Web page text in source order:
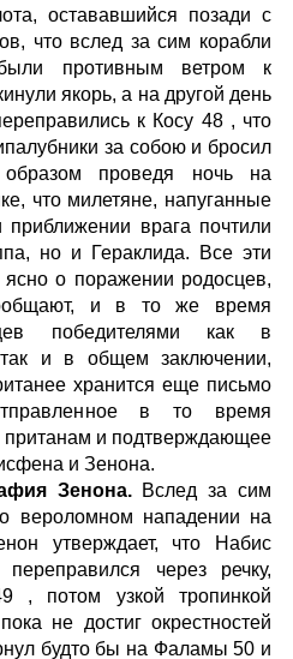
остававшийся позади с
что вслед за сим корабли
противным ветром к
якорь, а на другой день
к Косу 48 , что
за собою и бросил
проведя ночь на
что милетяне, напуганные
врага почтили
но и Гераклида. Все эти
о поражении родосцев,
и в то же время
победителями как в
так и в общем заключении,
хранится еще письмо
в то время
пританам и подтверждающее
и Зенона.
Зенона. Вслед за сим
вероломном нападении на
утверждает, что Набис
через речку,
, потом узкой тропинкой
не достиг окрестностей
будто бы на Фаламы 50 и